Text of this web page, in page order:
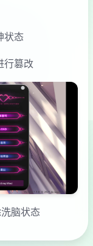
状态
行篡改
脑状态